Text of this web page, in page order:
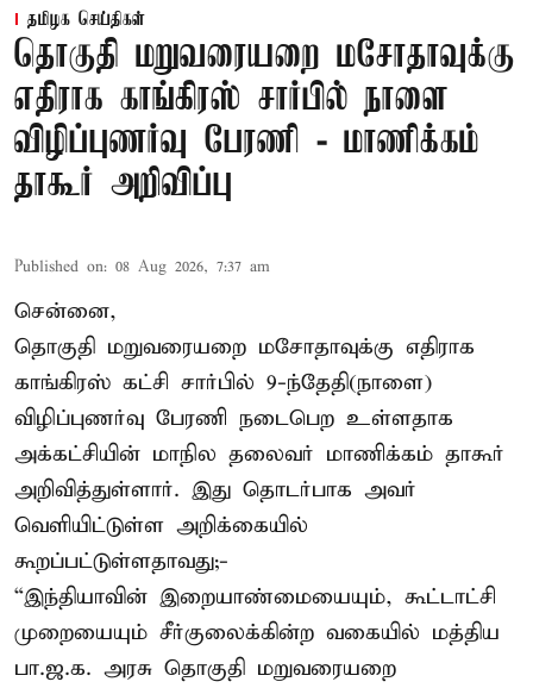
தமிழக செய்திகள்
தொகுதி மறுவரையறை மசோதாவுக்கு
எதிராக காங்கிரஸ் சார்பில் நாளை
விழிப்புணர்வு பேரணி - மாணிக்கம்
தாகூர் அறிவிப்பு
Published on: 08 Aug 2026, 7:37 am
சென்னை,
தொகுதி மறுவரையறை மசோதாவுக்கு எதிராக
காங்கிரஸ் கட்சி சார்பில் 9-ந்தேதி(நாளை)
விழிப்புணர்வு பேரணி நடைபெற உள்ளதாக
அக்கட்சியின் மாநில தலைவர் மாணிக்கம் தாகூர்
அறிவித்துள்ளார். இது தொடர்பாக அவர்
வெளியிட்டுள்ள அறிக்கையில்
கூறப்பட்டுள்ளதாவது;-
“இந்தியாவின் இறையாண்மையையும், கூட்டாட்சி
முறையையும் சீர்குலைக்கின்ற வகையில் மத்திய
பா.ஜ.க. அரசு தொகுதி மறுவரையறை